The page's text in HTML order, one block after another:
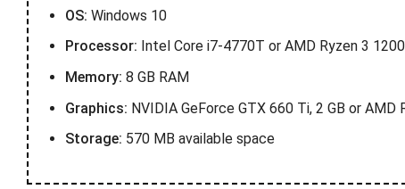
OS: Windows 10
Processor: Intel Core i7-4770T or AMD Ryzen 3 1200
Memory: 8 GB RAM
Graphics: NVIDIA GeForce GTX 660 Ti, 2 GB or AMD
Storage: 570 MB available space